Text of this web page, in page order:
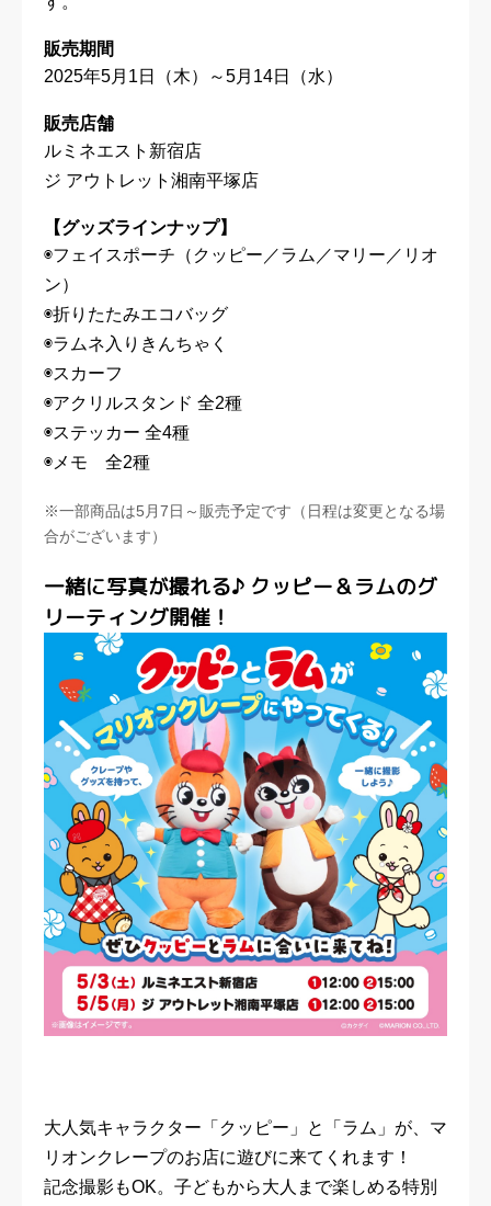
販売期間
2025年5月1日（木）～5月14日（水）
販売店舗
ルミネエスト新宿店
ジ アウトレット湘南平塚店
【グッズラインナップ】
◉フェイスポーチ（クッピー／ラム／マリー／リオ
ン）
◉折りたたみエコバッグ
◉ラムネ入りきんちゃく
◉スカーフ
◉アクリルスタンド 全2種
◉ステッカー 全4種
◉メモ 全2種
※一部商品は5月7日～販売予定です（日程は変更となる場
合がございます）
一緒に写真が撮れる♪ クッピー＆ラムのグ
リーティング開催！
大人気キャラクター「クッピー」と「ラム」が、マ
リオンクレープのお店に遊びに来てくれます！
記念撮影もOK。子どもから大人まで楽しめる特別